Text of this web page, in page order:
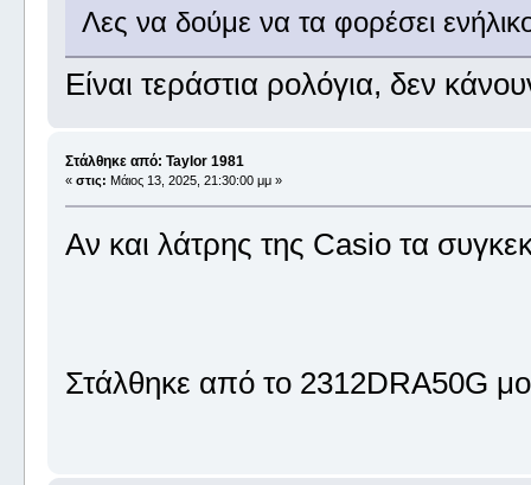
Λες να δούμε να τα φορέσει
Είναι τεράστια ρολόγια, δεν
Στάλθηκε από: Taylor 1981
« στις: Μάιος 13, 2025, 21:30:00 μμ »
Αν και λάτρης της Casio τα
Στάλθηκε από το 2312DRA50G